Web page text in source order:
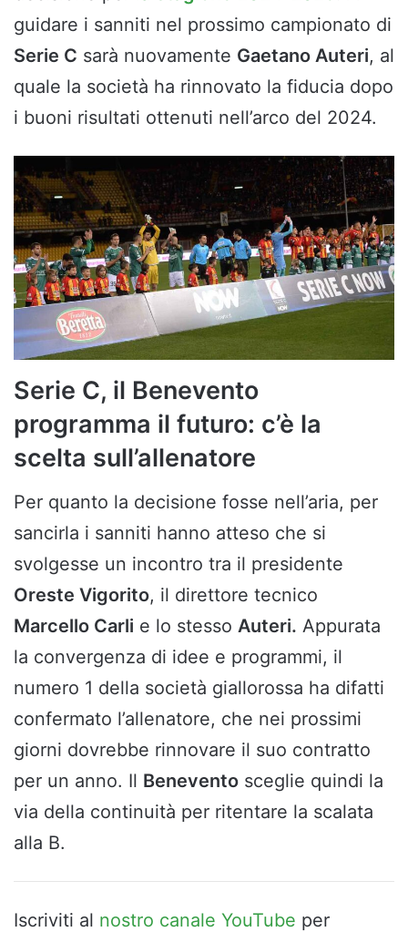
guidare i sanniti nel prossimo campionato di
Serie C sarà nuovamente Gaetano Auteri, al
quale la società ha rinnovato la fiducia dopo
i buoni risultati ottenuti nell’arco del 2024.
Serie C, il Benevento
programma il futuro: c’è la
scelta sull’allenatore
Per quanto la decisione fosse nell’aria, per
sancirla i sanniti hanno atteso che si
svolgesse un incontro tra il presidente
Oreste Vigorito, il direttore tecnico
Marcello Carli e lo stesso Auteri. Appurata
la convergenza di idee e programmi, il
numero 1 della società giallorossa ha difatti
confermato l’allenatore, che nei prossimi
giorni dovrebbe rinnovare il suo contratto
per un anno. Il Benevento sceglie quindi la
via della continuità per ritentare la scalata
alla B.
Iscriviti al nostro canale YouTube per